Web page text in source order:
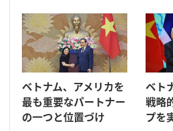
ベトナム、アメリカを
最も重要なパートナー
の一つと位置づけ
ベト
戦略
プを